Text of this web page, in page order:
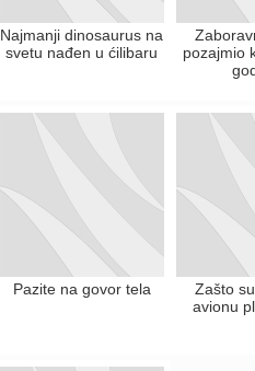
Najmanji dinosaurus na
svetu nađen u ćilibaru
pozajmio
Pazite na govor tela
Zašto
avionu